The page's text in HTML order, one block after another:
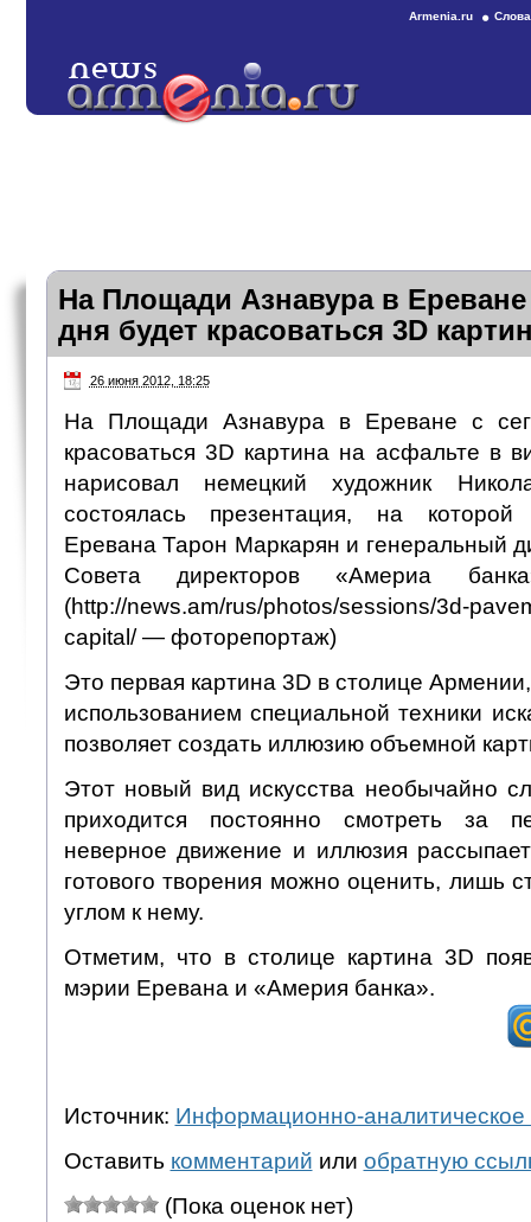
Armenia.ru
На Площади Азнавура в Ереване
дня будет красоваться 3D
26 июня 2012, 18:25
На Площади Азнавура в Ереване с
красоваться 3D картина на асфальте в
нарисовал немецкий художник
состоялась презентация, на которой
Еревана Тарон Маркарян и генеральный
Совета директоров «Америа
(http://news.am/rus/photos/sessions/3d-
capital/ — фоторепортаж)
Это первая картина 3D в столице
использованием специальной техники
позволяет создать иллюзию объемной
Этот новый вид искусства необычайно
приходится постоянно смотреть за
неверное движение и иллюзия
готового творения можно оценить, лишь
углом к нему.
Отметим, что в столице картина 3D
мэрии Еревана и «Америя банка».
Источник: Информационно-аналитическое
Оставить комментарий или обратную
(Пока оценок нет)